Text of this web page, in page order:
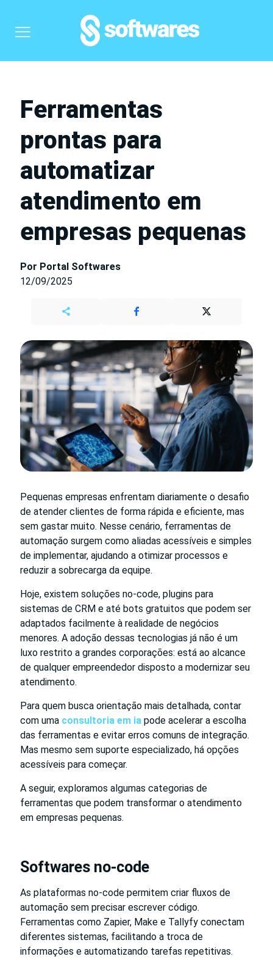
Ferramentas
prontas para
automatizar
atendimento em
empresas pequenas
Por Portal Softwares
12/09/2025
Pequenas empresas enfrentam diariamente o desafio
de atender clientes de forma rápida e eficiente, mas
sem gastar muito. Nesse cenário, ferramentas de
automação surgem como aliadas acessíveis e simples
de implementar, ajudando a otimizar processos e
reduzir a sobrecarga da equipe.
Hoje, existem soluções no-code, plugins para
sistemas de CRM e até bots gratuitos que podem ser
adaptados facilmente à realidade de negócios
menores. A adoção dessas tecnologias já não é um
luxo restrito a grandes corporações: está ao alcance
de qualquer empreendedor disposto a modernizar seu
atendimento.
Para quem busca orientação mais detalhada, contar
com uma consultoria em ia pode acelerar a escolha
das ferramentas e evitar erros comuns de integração.
Mas mesmo sem suporte especializado, há opções
acessíveis para começar.
A seguir, exploramos algumas categorias de
ferramentas que podem transformar o atendimento
em empresas pequenas.
Softwares no-code
As plataformas no-code permitem criar fluxos de
automação sem precisar escrever código.
Ferramentas como Zapier, Make e Tallyfy conectam
diferentes sistemas, facilitando a troca de
informações e automatizando tarefas repetitivas.